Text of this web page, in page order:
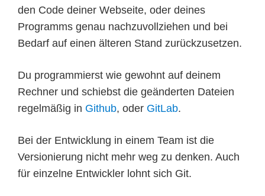
den Code deiner Webseite, oder deines
Programms genau nachzuvollziehen und bei
Bedarf auf einen älteren Stand zurückzusetzen.
Du programmierst wie gewohnt auf deinem
Rechner und schiebst die geänderten Dateien
regelmäßig in Github, oder GitLab.
Bei der Entwicklung in einem Team ist die
Versionierung nicht mehr weg zu denken. Auch
für einzelne Entwickler lohnt sich Git.